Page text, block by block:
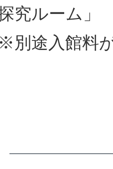
究ルーム」
途入館料